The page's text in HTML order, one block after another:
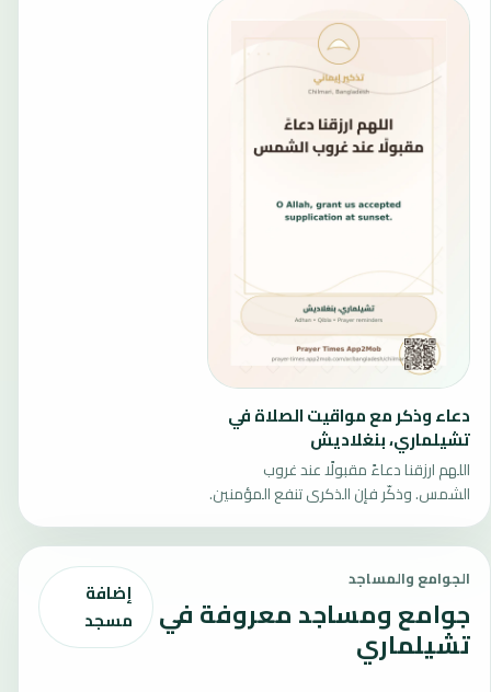
دعاء وذكر مع مواقيت الصلاة في
تشيلماري، بنغلاديش
اللهم ارزقنا دعاءً مقبولًا عند غروب
الشمس. وذكّر فإن الذكرى تنفع المؤمنين.
الجوامع والمساجد
جوامع ومساجد معروفة في
تشيلماري
إضافة
مسجد